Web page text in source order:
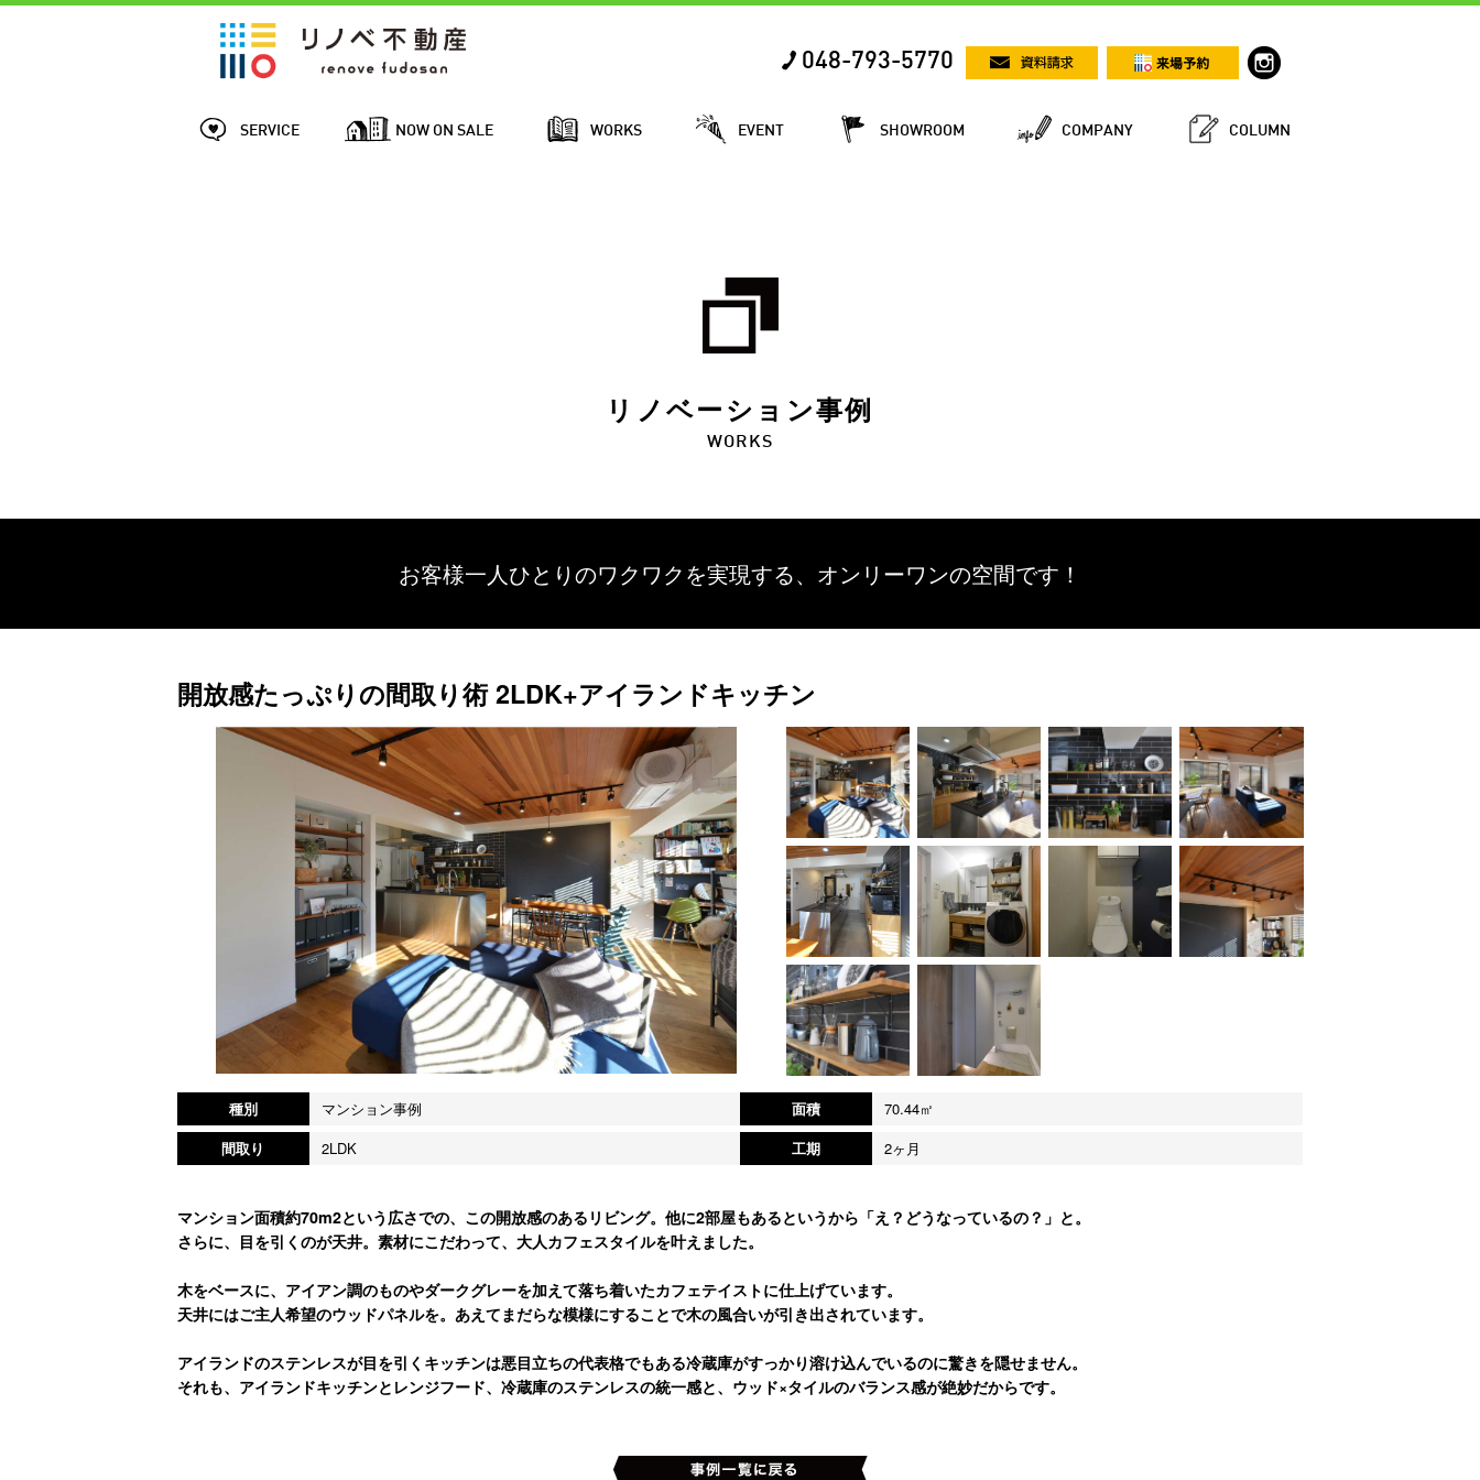
048-793-5770
SERVICE NOW ON SALE WORKS EVENT SHOWROOM COMPANY COLUMN
リノベーション事例
WORKS
お客様一人ひとりのワクワクを実現する、 オンリーワンの空間です！
開放感たっぷりの間取り術 2LDK+アイランドキッチン
種別 マンション事例 面積
70.44㎡
間取り
2LDK 工期 2ヶ月
マンション面積約70m2という広さでの、この開放感のあるリビング。他に2部屋もあるというから「え？どうなっているの？」と。
さらに、目を引くのが天井。素材にこだわって、大人カフェスタイルを叶えました。
木をベースに、アイアン調のものやダークグレーを加えて落ち着いたカフェテイストに仕上げています。
天井にはご主人希望のウッドパネルを。あえてまだらな模様にすることで木の風合いが引き出されています。
アイランドのステンレスが目を引くキッチンは悪目立ちの代表格でもある冷蔵庫がすっかり溶け込んでいるのに驚きを隠せません。
それも、アイランドキッチンとレンジフード、冷蔵庫のステンレスの統一感と、ウッド×タイルのバランス感が絶妙だからです。